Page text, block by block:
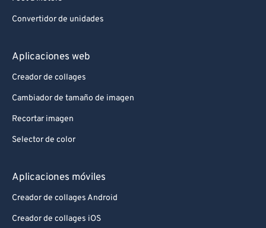
Convertidor de unidades
Aplicaciones web
Creador de collages
Cambiador de tamaño de imagen
Recortar imagen
Selector de color
Aplicaciones móviles
Creador de collages Android
Creador de collages iOS